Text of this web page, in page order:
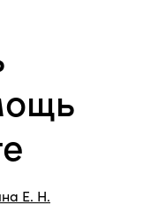
Е. Н.